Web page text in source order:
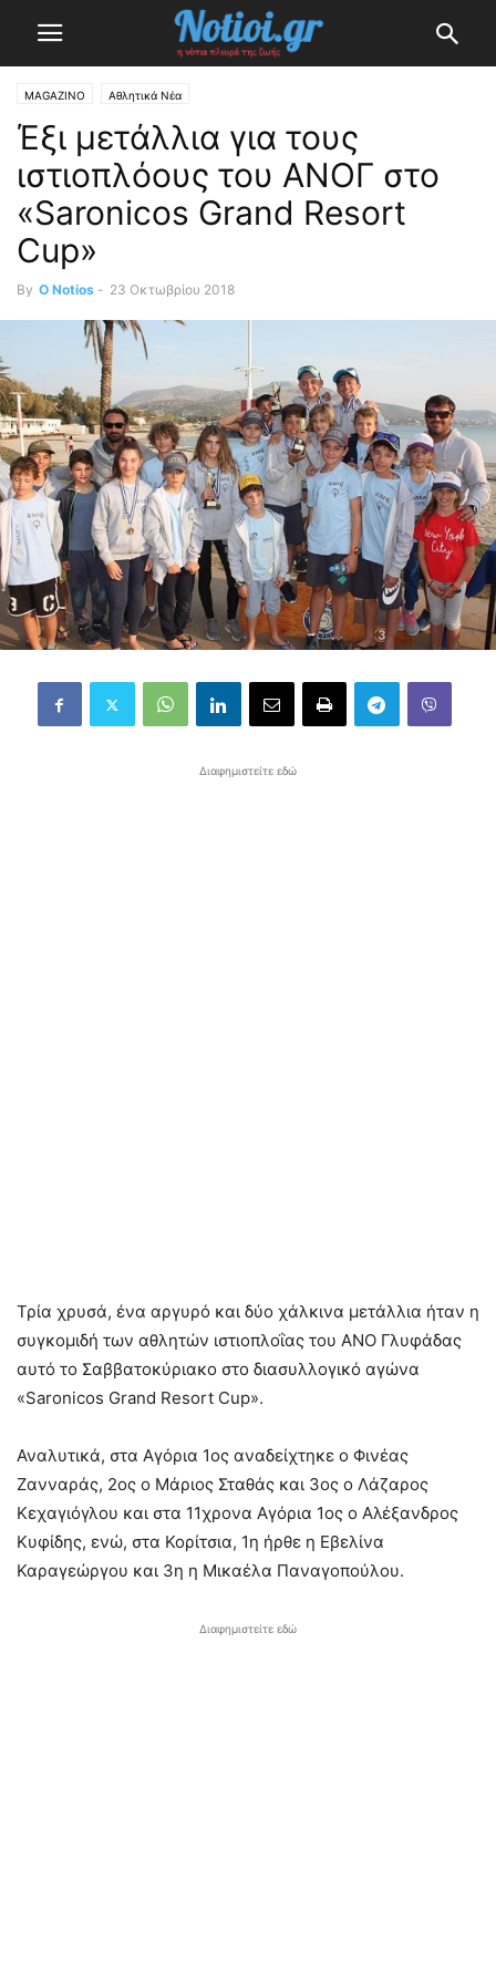
MAGAZINO Αθλητικά Νέα
Έξι μετάλλια για τους
ιστιοπλόους του ΑΝΟΓ στο
«Saronicos Grand Resort
Cup»
By O Notios - 23 Οκτωβρίου 2018
Διαφημιστείτε εδώ
Τρία χρυσά, ένα αργυρό και δύο χάλκινα μετάλλια ήταν η
συγκομιδή των αθλητών ιστιοπλοΐας του ΑΝΟ Γλυφάδας
αυτό το Σαββατοκύριακο στο διασυλλογικό αγώνα
«Saronicos Grand Resort Cup».
Αναλυτικά, στα Αγόρια 1ος αναδείχτηκε ο Φινέας
Ζανναράς, 2ος ο Μάριος Σταθάς και 3ος ο Λάζαρος
Κεχαγιόγλου και στα 11χρονα Αγόρια 1ος ο Αλέξανδρος
Κυφίδης, ενώ, στα Κορίτσια, 1η ήρθε η Εβελίνα
Καραγεώργου και 3η η Μικαέλα Παναγοπούλου.
Διαφημιστείτε εδώ